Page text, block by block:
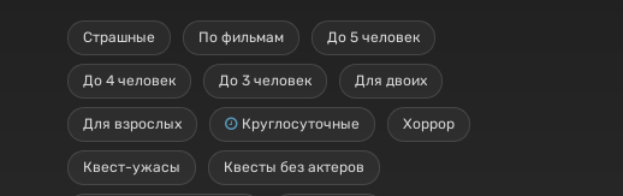
Страшные По фильмам До 5 человек
До 4 человек До 3 человек Для двоих
Для взрослых Круглосуточные Хоррор
Квест-ужасы Квесты без актеров